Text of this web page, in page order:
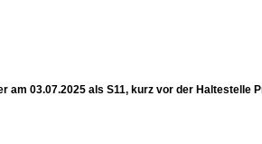
am 03.07.2025 als S11, kurz vor der Haltestelle